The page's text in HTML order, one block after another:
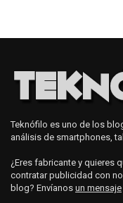
Teknófilo es uno de los
análisis de smartphones,
¿Eres fabricante y quieres
contratar publicidad con
blog? Envíanos un mensaje